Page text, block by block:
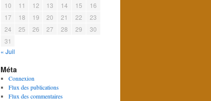
10
11 12 13 14 15
16
17
18 19 20 21 22
23
24
25 26 27 28 29
30
31
« Juil
Méta
Connexion
Flux des publications
Flux des commentaires